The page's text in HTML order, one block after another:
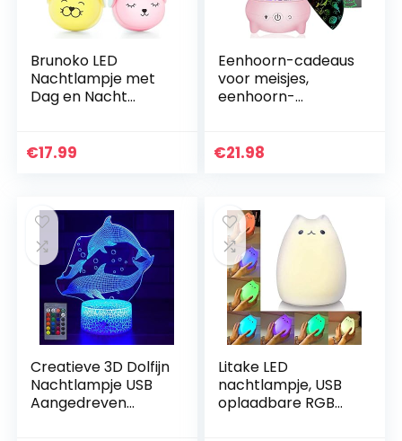
Brunoko LED
Nachtlampje met
Dag en Nacht
Nachtlampje
€17.99
Eenhoorn-cadeaus
voor meisjes,
eenhoorn-
zeemeerminprojec
€21.98
Creatieve 3D Dolfijn
Nachtlampje USB
Aangedreven
Litake LED
nachtlampje, USB
oplaadbare RGB